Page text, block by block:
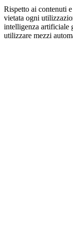
Rispetto ai contenuti
vietata ogni
intelligenza artificiale
utilizzare mezzi